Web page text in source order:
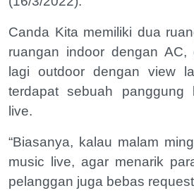
Canda Kita memiliki dua
ruangan indoor dengan
lagi outdoor dengan view
terdapat sebuah panggung
live.
“Biasanya, kalau malam
music live, agar menarik
pelanggan juga bebas